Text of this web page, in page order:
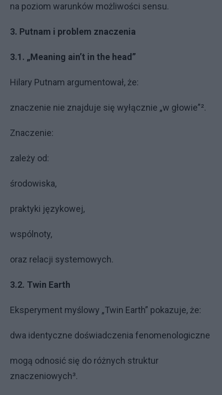
na poziom warunków możliwości sensu.
3. Putnam i problem znaczenia
3.1. „Meaning ain’t in the head”
Hilary Putnam argumentował, że:
znaczenie nie znajduje się wyłącznie „w głowie”².
Znaczenie:
zależy od:
środowiska,
praktyki językowej,
wspólnoty,
oraz relacji systemowych.
3.2. Twin Earth
Eksperyment myślowy „Twin Earth” pokazuje, że:
dwa identyczne doświadczenia fenomenologiczne
mogą odnosić się do różnych struktur
znaczeniowych³.